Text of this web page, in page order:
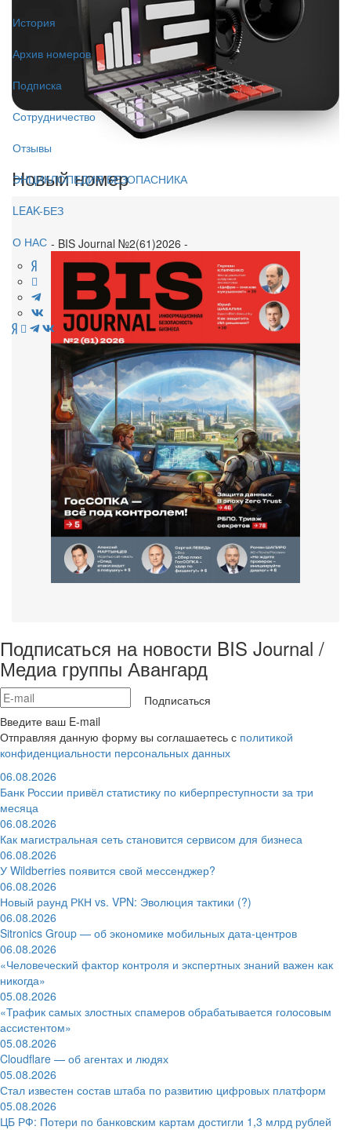
История
Архив номеров
Подписка
Сотрудничество
Отзывы
ЭНЦИКЛОПЕДИЯ БЕЗОПАСНИКА
LEAK-БЕЗ
О НАС
Новый номер
- BIS Journal №2(61)2026 -
Подписаться на новости BIS Journal /
Медиа группы Авангард
Подписаться
Введите ваш E-mail
Отправляя данную форму вы соглашаетесь с политикой
конфиденциальности персональных данных
06.08.2026
Банк России привёл статистику по киберпреступности за три
месяца
06.08.2026
Как магистральная сеть становится сервисом для бизнеса
06.08.2026
У Wildberries появится свой мессенджер?
06.08.2026
Новый раунд РКН vs. VPN: Эволюция тактики (?)
06.08.2026
Sitronics Group — об экономике мобильных дата-центров
06.08.2026
«Человеческий фактор контроля и экспертных знаний важен как
никогда»
05.08.2026
«Трафик самых злостных спамеров обрабатывается голосовым
ассистентом»
05.08.2026
Cloudflare — об агентах и людях
05.08.2026
Стал известен состав штаба по развитию цифровых платформ
05.08.2026
ЦБ РФ: Потери по банковским картам достигли 1,3 млрд рублей